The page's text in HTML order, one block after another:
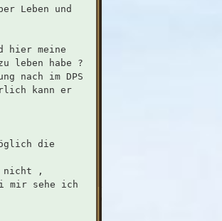
Leben und
hier meine
leben habe ?
nach im DPS
kann er
die
nicht ,
mir sehe ich